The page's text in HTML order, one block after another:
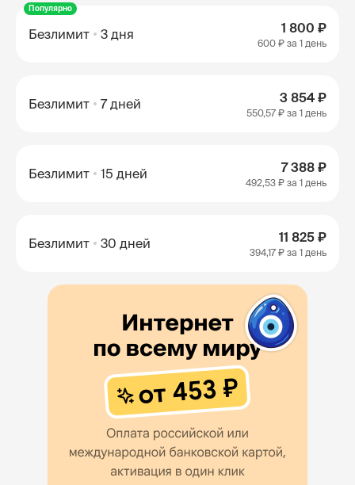
Популярно
Безлимит 3 дня 1 800 ₽
600 ₽ за 1 день
Безлимит 7 дней 3 854 ₽
550,57 ₽ за 1 день
Безлимит 15 дней 7 388 ₽
492,53 ₽ за 1 день
Безлимит 30 дней 11 825 ₽
394,17 ₽ за 1 день